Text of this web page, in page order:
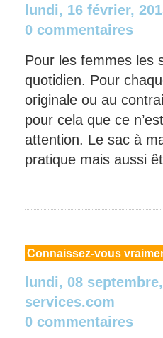
lundi, 16 février,
0 commentaires
Pour les femmes les
quotidien. Pour
originale ou au
pour cela que ce
attention. Le sac à
pratique mais aussi
Connaissez-vous
lundi, 08
services.com
0 commentaires